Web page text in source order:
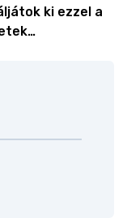
ki ezzel a